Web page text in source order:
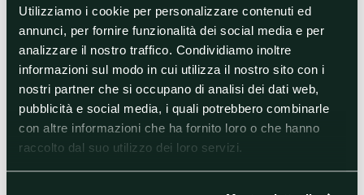
Utilizziamo i cookie per personalizzare contenuti ed
annunci, per fornire funzionalità dei social media e per
analizzare il nostro traffico. Condividiamo inoltre
informazioni sul modo in cui utilizza il nostro sito con i
nostri partner che si occupano di analisi dei dati web,
pubblicità e social media, i quali potrebbero combinarle
con altre informazioni che ha fornito loro o che hanno
raccolto dal suo utilizzo dei loro servizi.
Domani alle 20.30 a Marassi il primo round per evitare
la retrocessione in Serie C
Serie B Serie B